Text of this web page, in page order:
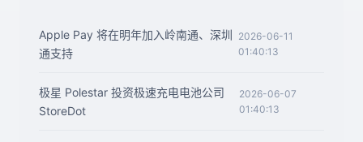
Apple Pay 将在明年加入岭南通、深圳
通支持
2026-06-11
01:40:13
极星 Polestar 投资极速充电电池公司
StoreDot
2026-06-07
01:40:13